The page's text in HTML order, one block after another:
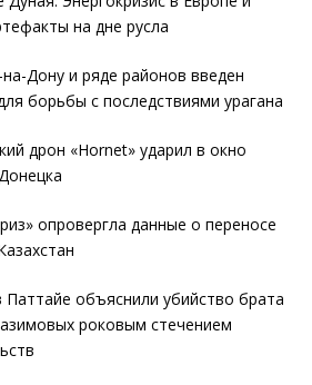
на дне русла
Дону и ряде районов введен
борьбы с последствиями урагана
дрон «Hornet» ударил в окно
опровергла данные о переносе
Паттайе объяснили убийство брата
роковым стечением